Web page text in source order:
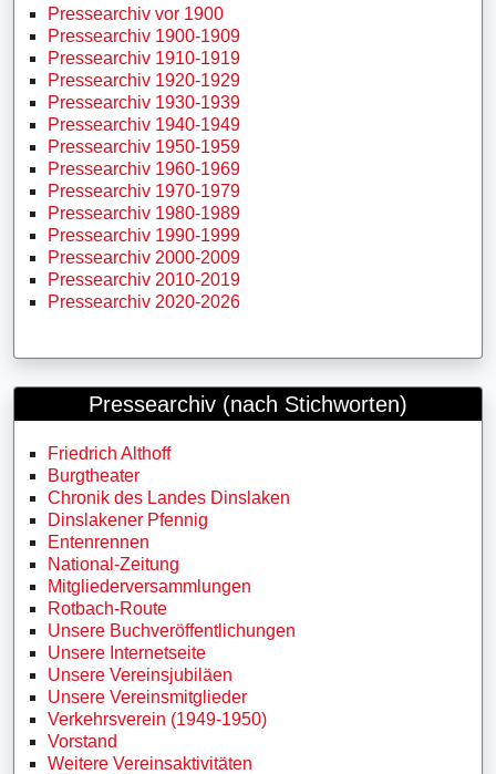
Pressearchiv vor 1900
Pressearchiv 1900-1909
Pressearchiv 1910-1919
Pressearchiv 1920-1929
Pressearchiv 1930-1939
Pressearchiv 1940-1949
Pressearchiv 1950-1959
Pressearchiv 1960-1969
Pressearchiv 1970-1979
Pressearchiv 1980-1989
Pressearchiv 1990-1999
Pressearchiv 2000-2009
Pressearchiv 2010-2019
Pressearchiv 2020-2026
Pressearchiv (nach Stichworten)
Friedrich Althoff
Burgtheater
Chronik des Landes Dinslaken
Dinslakener Pfennig
Entenrennen
National-Zeitung
Mitgliederversammlungen
Rotbach-Route
Unsere Buchveröffentlichungen
Unsere Internetseite
Unsere Vereinsjubiläen
Unsere Vereinsmitglieder
Verkehrsverein (1949-1950)
Vorstand
Weitere Vereinsaktivitäten